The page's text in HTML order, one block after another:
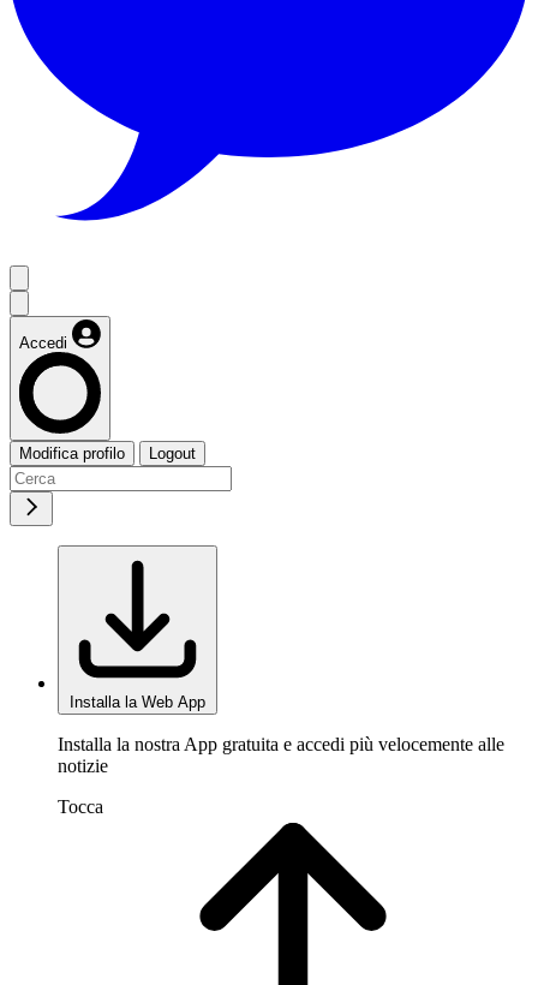
Accedi
Modifica profilo Logout
Installa la Web App
Installa la nostra App gratuita e accedi più velocemente alle
notizie
Tocca